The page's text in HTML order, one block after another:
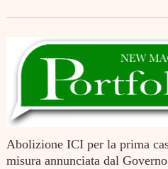
Abolizione ICI per la prima
misura annunciata dal